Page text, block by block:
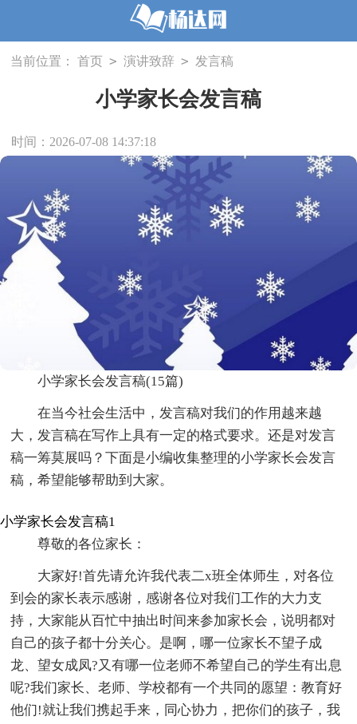
当前位置： 首页 > 演讲致辞 > 发言稿
小学家长会发言稿
时间：2026-07-08 14:37:18
小学家长会发言稿(15篇)
在当今社会生活中，发言稿对我们的作用越来越
大，发言稿在写作上具有一定的格式要求。还是对发言
稿一筹莫展吗？下面是小编收集整理的小学家长会发言
稿，希望能够帮助到大家。
小学家长会发言稿1
尊敬的各位家长：
大家好!首先请允许我代表二x班全体师生，对各位
到会的家长表示感谢，感谢各位对我们工作的大力支
持，大家能从百忙中抽出时间来参加家长会，说明都对
自己的孩子都十分关心。是啊，哪一位家长不望子成
龙、望女成凤?又有哪一位老师不希望自己的学生有出息
呢?我们家长、老师、学校都有一个共同的愿望：教育好
他们!就让我们携起手来，同心协力，把你们的孩子，我